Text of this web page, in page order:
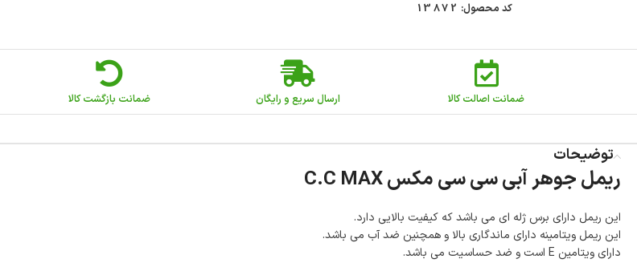
کد محصول: 13872
ضمانت اصالت کالا ارسال سریع و رایگان ضمانت بازگشت کالا
توضیحات
ریمل جوهر آبی سی سی مکس C.C MAX
این ریمل دارای برس ژله ای می باشد که کیفیت بالایی دارد.
این ریمل ویتامینه دارای ماندگاری بالا و همچنین ضد آب می باشد.
دارای ویتامین E است و ضد حساسیت می باشد.